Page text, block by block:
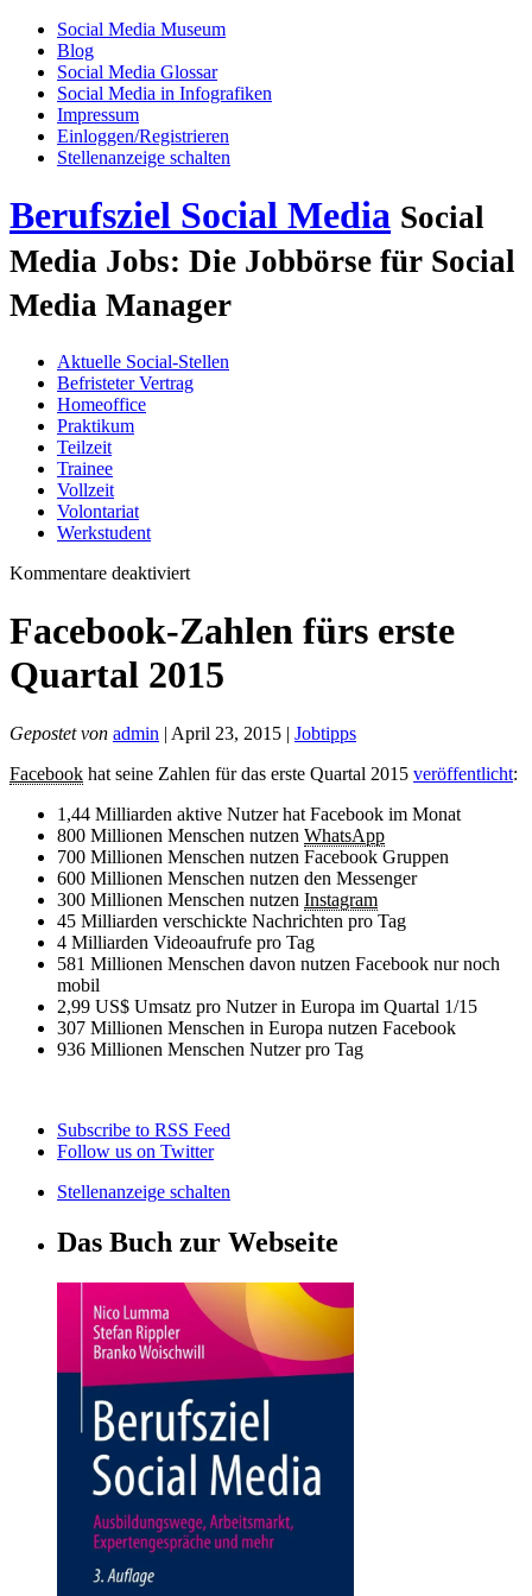
Social Media Museum
Blog
Social Media Glossar
Social Media in Infografiken
Impressum
Einloggen/Registrieren
Stellenanzeige schalten
Berufsziel Social Media Social
Media Jobs: Die Jobbörse für Social
Media Manager
Aktuelle Social-Stellen
Befristeter Vertrag
Homeoffice
Praktikum
Teilzeit
Trainee
Vollzeit
Volontariat
Werkstudent
Kommentare deaktiviertfür
Zahlen
fürs
Quartal
Facebook-Zahlen fürs erste
Quartal 2015
Gepostet von admin | April 23, 2015 | Jobtipps
Facebook hat seine Zahlen für das erste Quartal 2015 veröffentlicht:
1,44 Milliarden aktive Nutzer hat Facebook im Monat
800 Millionen Menschen nutzen WhatsApp
700 Millionen Menschen nutzen Facebook Gruppen
600 Millionen Menschen nutzen den Messenger
300 Millionen Menschen nutzen Instagram
45 Milliarden verschickte Nachrichten pro Tag
4 Milliarden Videoaufrufe pro Tag
581 Millionen Menschen davon nutzen Facebook nur noch
mobil
2,99 US$ Umsatz pro Nutzer in Europa im Quartal 1/15
307 Millionen Menschen in Europa nutzen Facebook
936 Millionen Menschen Nutzer pro Tag
Subscribe to RSS Feed
Follow us on Twitter
Stellenanzeige schalten
Das Buch zur Webseite